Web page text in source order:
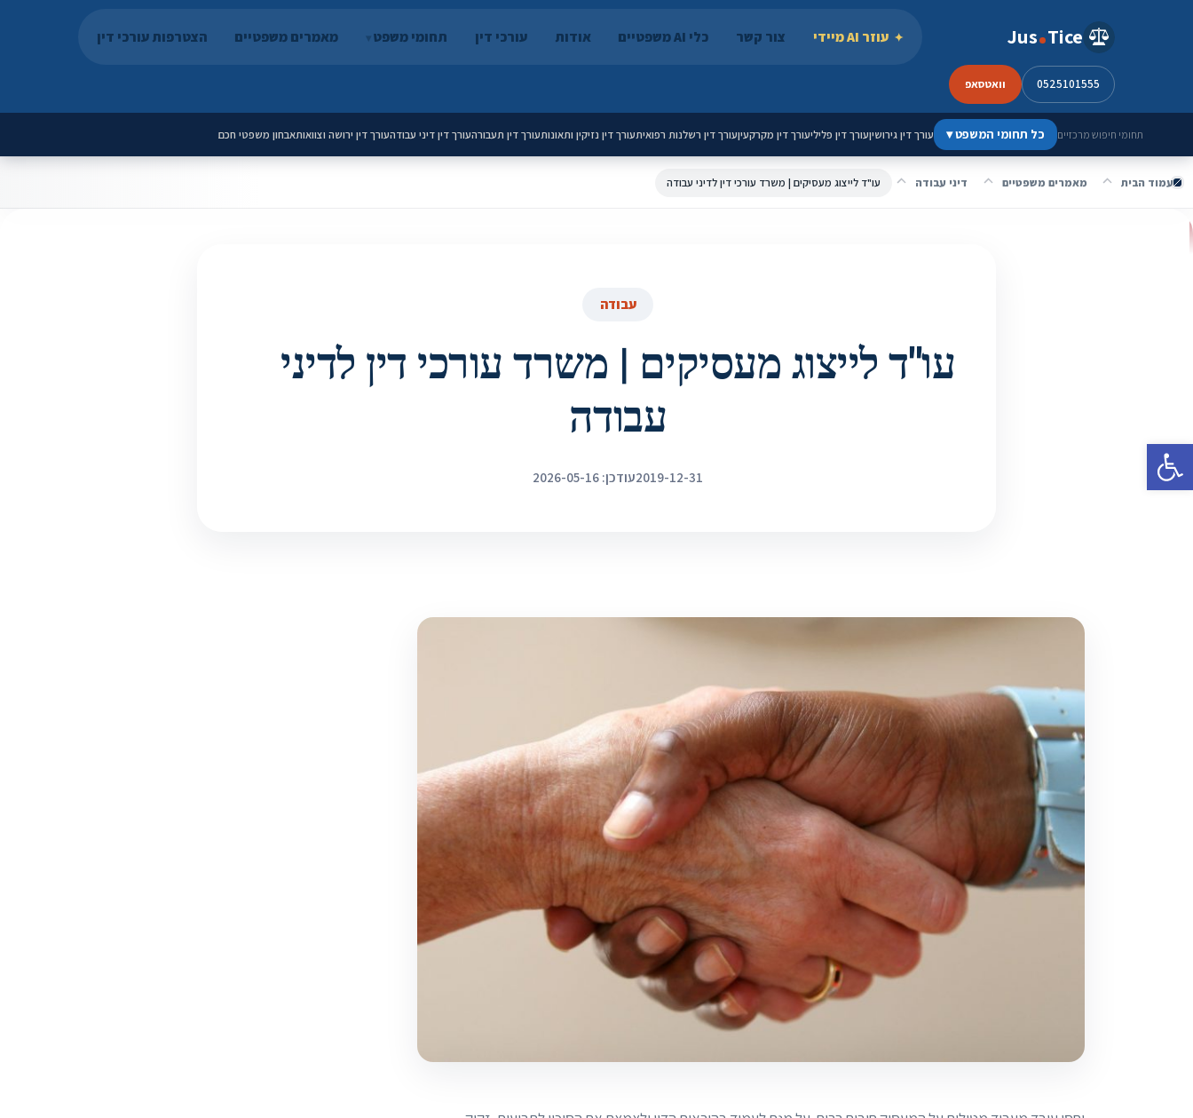
פתח סרגל נגישות
Jus Tice עוזר AI מיידי צור קשר כלי AI משפטיים אודות עורכי דין תחומי משפט מאמרים משפטיים הצטרפות עורכי דין
0525101555 וואטסאפ
תחומי חיפוש מרכזיים כל תחומי המשפט▾ עורך דין גירושיןעורך דין פליליעורך דין מקרקעיןעורך דין רשלנות רפואיתעורך דין נזיקין ותאונותעורך דין תעבורהעורך דין דיני עבודהעורך דין ירושה וצוואותאבחון משפטי חכם
עמוד הבית מאמרים משפטיים דיני עבודה עו"ד לייצוג מעסיקים | משרד עורכי דין לדיני עבודה
עבודה
עו"ד לייצוג מעסיקים | משרד עורכי דין לדיני
עבודה
2019-12-31עודכן: 2026-05-16